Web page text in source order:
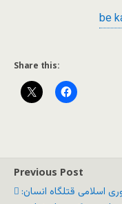
Share this:
Previous Post
اسلامی قتلگاه انسان: